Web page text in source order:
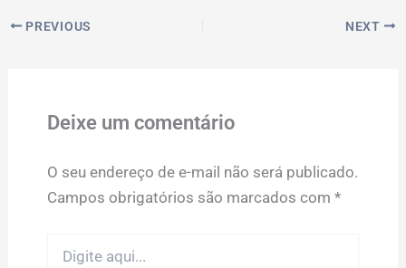
PREVIOUS NEXT
Deixe um comentário
O seu endereço de e-mail não será publicado.
Campos obrigatórios são marcados com *
aqui...